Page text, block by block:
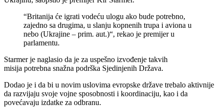
“Britanija će igrati vodeću ulogu ako bude potrebno,
zajedno sa drugima, u slanju kopnenih trupa i aviona u
nebo (Ukrajine – prim. aut.)“, rekao je premijer u
parlamentu.
Starmer je naglasio da je za uspešno izvođenje takvih
misija potrebna snažna podrška Sjedinjenih Država.
Dodao je i da bi u novim uslovima evropske države trebalo aktivnije
da razvijaju svoje vojne sposobnosti i koordinaciju, kao i da
povećavaju izdatke za odbranu.